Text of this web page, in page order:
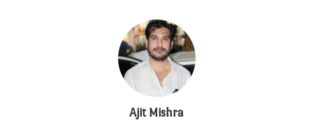
Ajit Mishra